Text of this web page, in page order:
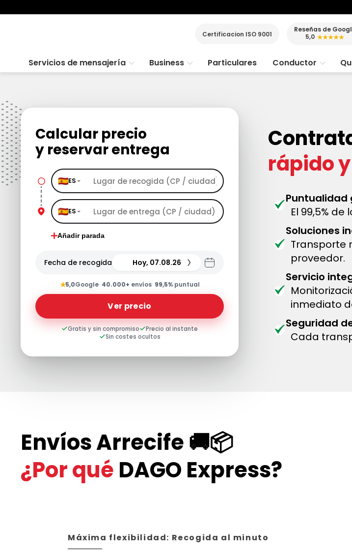
Certificacion ISO 9001
Reseñas de
5,0 ★★★★★
Servicios de mensajería Business Particulares Conductor
Calcular precio
y reservar entrega
ES
ES
Añadir parada
Fecha de recogida Hoy, 07.08.26
★5,0Google· 40.000+ envíos· 99,5%puntual
Ver precio
Gratis y sin compromiso
Precio al instante
Sin costes ocultos
rápido
Puntualidad
El 99,5%
Soluciones
Transporte
proveedor.
Servicio
inmediato
Seguridad
Cada
Envíos Arrecife 🚚📦
¿Por qué DAGO Express?
Máxima flexibilidad: Recogida al minuto